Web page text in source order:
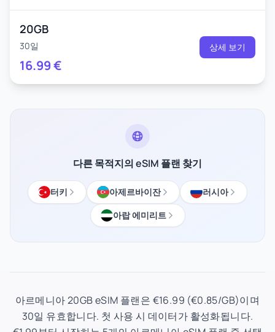
20GB
30일
16.99€
상세 보기
다른 목적지의 eSIM 플랜 찾기
터키 아제르바이잔
러시아
아랍 에미리트
아르메니아 20GB eSIM 플랜은 €16.99 (€0.85/GB)이며
30일 유효합니다. 첫 사용 시 데이터가 활성화됩니다.